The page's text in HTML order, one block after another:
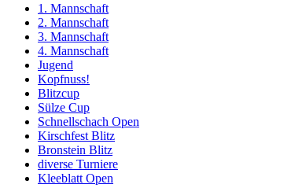
1. Mannschaft
2. Mannschaft
3. Mannschaft
4. Mannschaft
Jugend
Kopfnuss!
Blitzcup
Sülze Cup
Schnellschach Open
Kirschfest Blitz
Bronstein Blitz
diverse Turniere
Kleeblatt Open